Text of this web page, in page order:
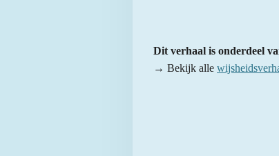
Dit verhaal is onderdeel
→ Bekijk alle